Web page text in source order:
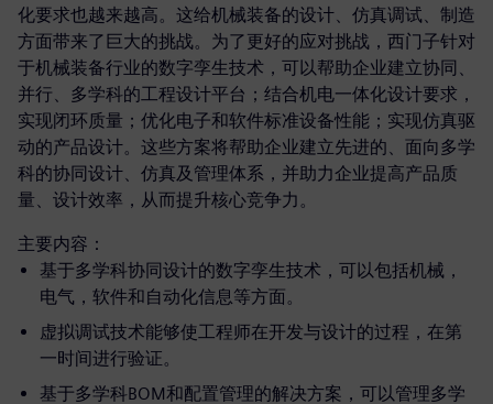
化要求也越来越高。这给机械装备的设计、仿真调试、制造
方面带来了巨大的挑战。为了更好的应对挑战，西门子针对
于机械装备行业的数字孪生技术，可以帮助企业建立协同、
并行、多学科的工程设计平台；结合机电一体化设计要求，
实现闭环质量；优化电子和软件标准设备性能；实现仿真驱
动的产品设计。这些方案将帮助企业建立先进的、面向多学
科的协同设计、仿真及管理体系，并助力企业提高产品质
量、设计效率，从而提升核心竞争力。
主要内容：
基于多学科协同设计的数字孪生技术，可以包括机械，
电气，软件和自动化信息等方面。
虚拟调试技术能够使工程师在开发与设计的过程，在第
一时间进行验证。
基于多学科BOM和配置管理的解决方案，可以管理多学